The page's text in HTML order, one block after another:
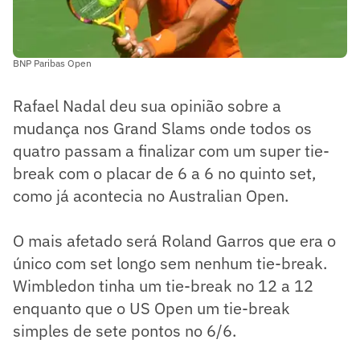
BNP Paribas Open
Rafael Nadal deu sua opinião sobre a
mudança nos Grand Slams onde todos os
quatro passam a finalizar com um super tie-
break com o placar de 6 a 6 no quinto set,
como já acontecia no Australian Open.
O mais afetado será Roland Garros que era o
único com set longo sem nenhum tie-break.
Wimbledon tinha um tie-break no 12 a 12
enquanto que o US Open um tie-break
simples de sete pontos no 6/6.